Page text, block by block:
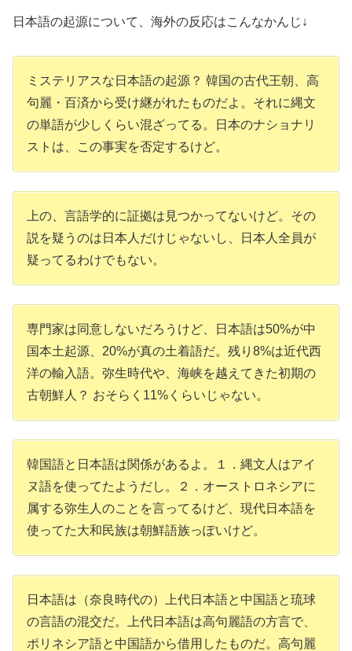
日本語の起源について、海外の反応はこんなかんじ↓
ミステリアスな日本語の起源？ 韓国の古代王朝、高
句麗・百済から受け継がれたものだよ。それに縄文
の単語が少しくらい混ざってる。日本のナショナリ
ストは、この事実を否定するけど。
上の、言語学的に証拠は見つかってないけど。その
説を疑うのは日本人だけじゃないし、日本人全員が
疑ってるわけでもない。
専門家は同意しないだろうけど、日本語は50%が中
国本土起源、20%が真の土着語だ。残り8%は近代西
洋の輸入語。弥生時代や、海峡を越えてきた初期の
古朝鮮人？ おそらく11%くらいじゃない。
韓国語と日本語は関係があるよ。１．縄文人はアイ
ヌ語を使ってたようだし。２．オーストロネシアに
属する弥生人のことを言ってるけど、現代日本語を
使ってた大和民族は朝鮮語族っぽいけど。
日本語は（奈良時代の）上代日本語と中国語と琉球
の言語の混交だ。上代日本語は高句麗語の方言で、
ポリネシア語と中国語から借用したものだ。高句麗